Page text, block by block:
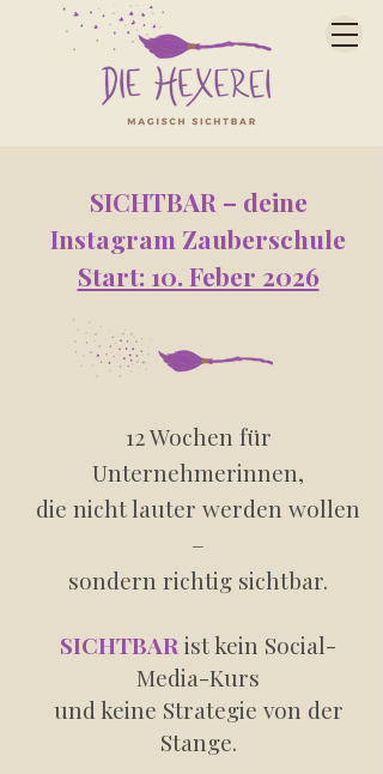
SICHTBAR – deine
Instagram Zauberschule
Start: 10. Feber 2026
12 Wochen für
Unternehmerinnen,
die nicht lauter werden wollen
–
sondern richtig sichtbar.
SICHTBAR ist kein Social-
Media-Kurs
und keine Strategie von der
Stange.